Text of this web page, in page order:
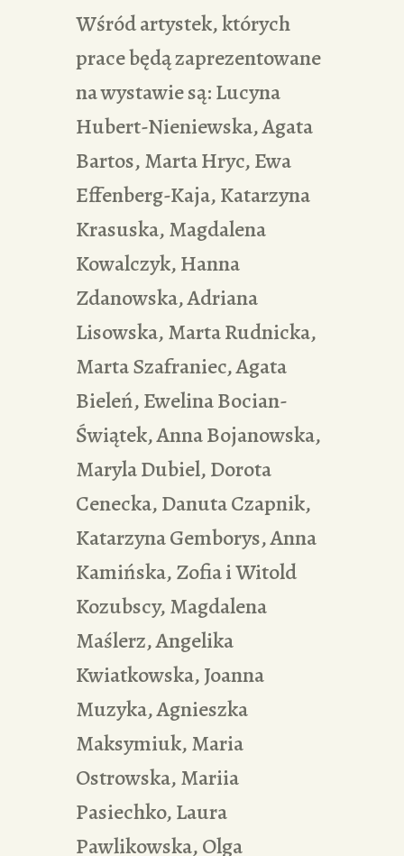
Wśród artystek, których
prace będą zaprezentowane
na wystawie są: Lucyna
Hubert-Nieniewska, Agata
Bartos, Marta Hryc, Ewa
Effenberg-Kaja, Katarzyna
Krasuska, Magdalena
Kowalczyk, Hanna
Zdanowska, Adriana
Lisowska, Marta Rudnicka,
Marta Szafraniec, Agata
Bieleń, Ewelina Bocian-
Świątek, Anna Bojanowska,
Maryla Dubiel, Dorota
Cenecka, Danuta Czapnik,
Katarzyna Gemborys, Anna
Kamińska, Zofia i Witold
Kozubscy, Magdalena
Maślerz, Angelika
Kwiatkowska, Joanna
Muzyka, Agnieszka
Maksymiuk, Maria
Ostrowska, Mariia
Pasiechko, Laura
Pawlikowska, Olga